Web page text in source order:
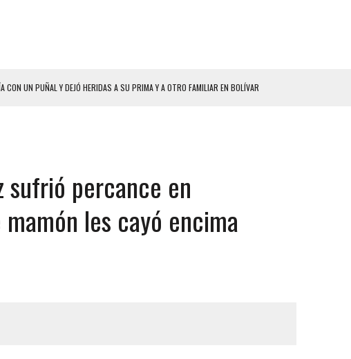
CON UN PUÑAL Y DEJÓ HERIDAS A SU PRIMA Y A OTRO FAMILIAR EN BOLÍVAR
EL CUERPO DENTRO DE SU CASA
ACOSADA Y ABUSADA POR LA PAREJA DE SU ABUELA
ADOLESCENTE VENEZOLANA EN REUNIÓN CON AMIGOS
DESENCADENÓ TRAGEDIA FAMILIAR
DE GRAN MAGNITUD EN ZONA INDUSTRIAL DE EL LLANITO
sufrió percance en
les cayó encima